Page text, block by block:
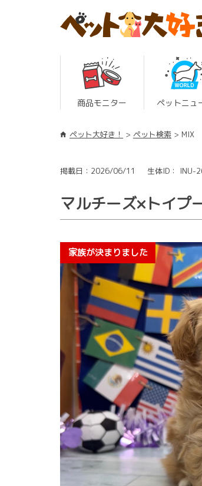
商品モニター ペットニュ
ペット大好き！ ペット検索 MIX
掲載日：2026/06/11 生体ID： INU-
マルチーズ×トイプ